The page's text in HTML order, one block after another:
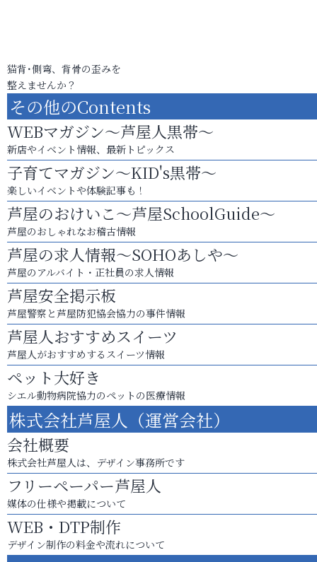
猫背･側弯、背骨の歪みを
整えませんか？
その他のContents
WEBマガジン～芦屋人黒帯～
新店やイベント情報、最新トピックス
子育てマガジン～KID's黒帯～
楽しいイベントや体験記事も！
芦屋のおけいこ～芦屋SchoolGuide～
芦屋のおしゃれなお稽古情報
芦屋の求人情報～SOHOあしや～
芦屋のアルバイト・正社員の求人情報
芦屋安全掲示板
芦屋警察と芦屋防犯協会協力の事件情報
芦屋人おすすめスイーツ
芦屋人がおすすめするスイーツ情報
ペット大好き
シエル動物病院協力のペットの医療情報
株式会社芦屋人（運営会社）
会社概要
株式会社芦屋人は、デザイン事務所です
フリーペーパー芦屋人
媒体の仕様や掲載について
WEB・DTP制作
デザイン制作の料金や流れについて